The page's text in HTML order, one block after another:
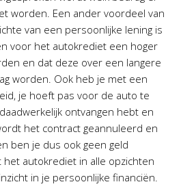
worden. Een ander voordeel van
van een persoonlijke lening is
voor het autokrediet een hoger
en dat deze over een langere
worden. Ook heb je met een
je hoeft pas voor de auto te
ontvangen hebt en
het contract geannuleerd en
ben je dus ook geen geld
autokrediet in alle opzichten
in je persoonlijke financiën.